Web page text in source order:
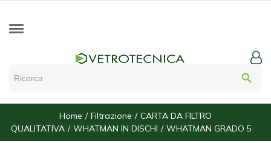
search
Home Filtrazione
CARTA DA FILTRO
QUALITATIVA
WHATMAN IN DISCHI WHATMAN GRADO 5